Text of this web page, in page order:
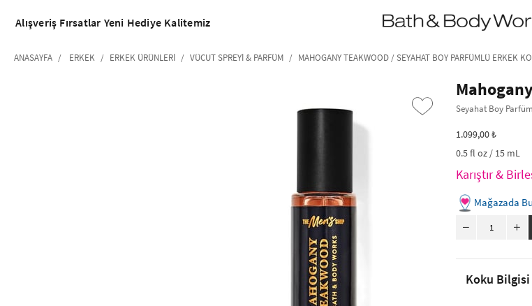
•2200₺ ve Üzeri Kargo Ücretsiz!•
Alışveriş Fırsatlar Yeni Hediye Kalitemiz
ANASAYFA ERKEK ERKEK ÜRÜNLERI VÜCUT SPREYI & PARFÜM MAHOGANY TEAKWOOD / SEYAHAT BOY PARFÜMLÜ ERKEK
Seyahat Boy
1.099,00 ₺
0.5 fl oz / 15 mL
Karıştır &
Mağazada
Koku Bilgisi